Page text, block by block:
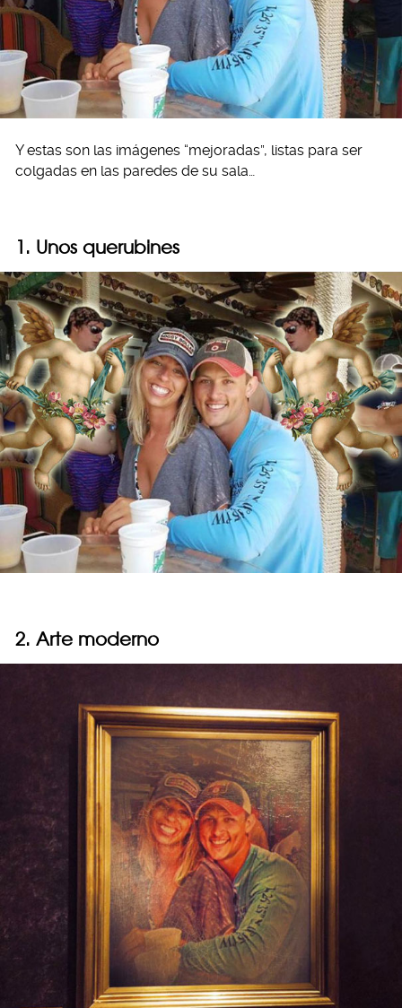
Y estas son las imágenes “mejoradas”, listas para ser
colgadas en las paredes de su sala…
1. Unos querubines
2. Arte moderno